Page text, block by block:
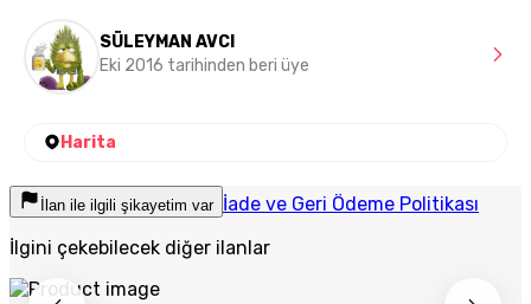
SÜLEYMAN AVCI
Eki 2016 tarihinden beri üye
Harita
İlan ile ilgili şikayetim var İade ve Geri Ödeme Politikası
İlgini çekebilecek diğer ilanlar